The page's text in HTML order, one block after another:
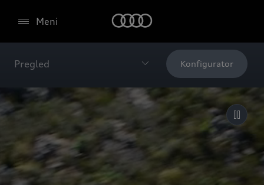
Meni
Pregled Konfigurator